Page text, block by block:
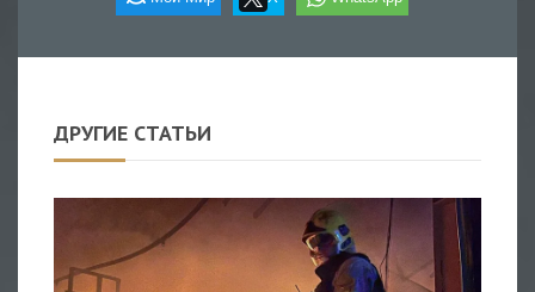
ДРУГИЕ СТАТЬИ